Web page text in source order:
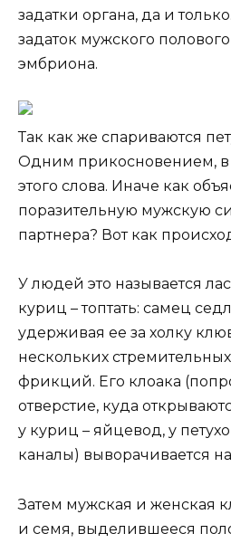
задатки органа, да и
задаток мужского
эмбриона.
Так как же спариваются
Одним прикосновением,
этого слова. Иначе как
поразительную мужскую
партнера? Вот как
У людей это называется
куриц – топтать: самец
удерживая ее за холку
нескольких
фрикций. Его клоака
отверстие, куда
у куриц – яйцевод, у
каналы) выворачивается
Затем мужская и женская
и семя, выделившееся